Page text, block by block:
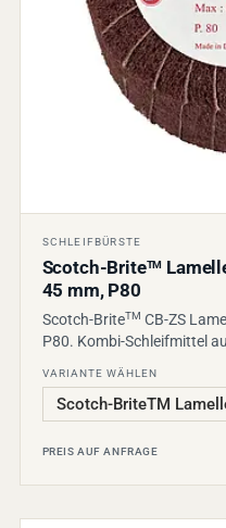
SCHLEIFBÜRSTE
Scotch-BriteTM
45 mm, P80
Scotch-BriteTM CB-ZS
P80. Kombi-Schleifmittel
VARIANTE WÄHLEN
PREIS AUF ANFRAGE